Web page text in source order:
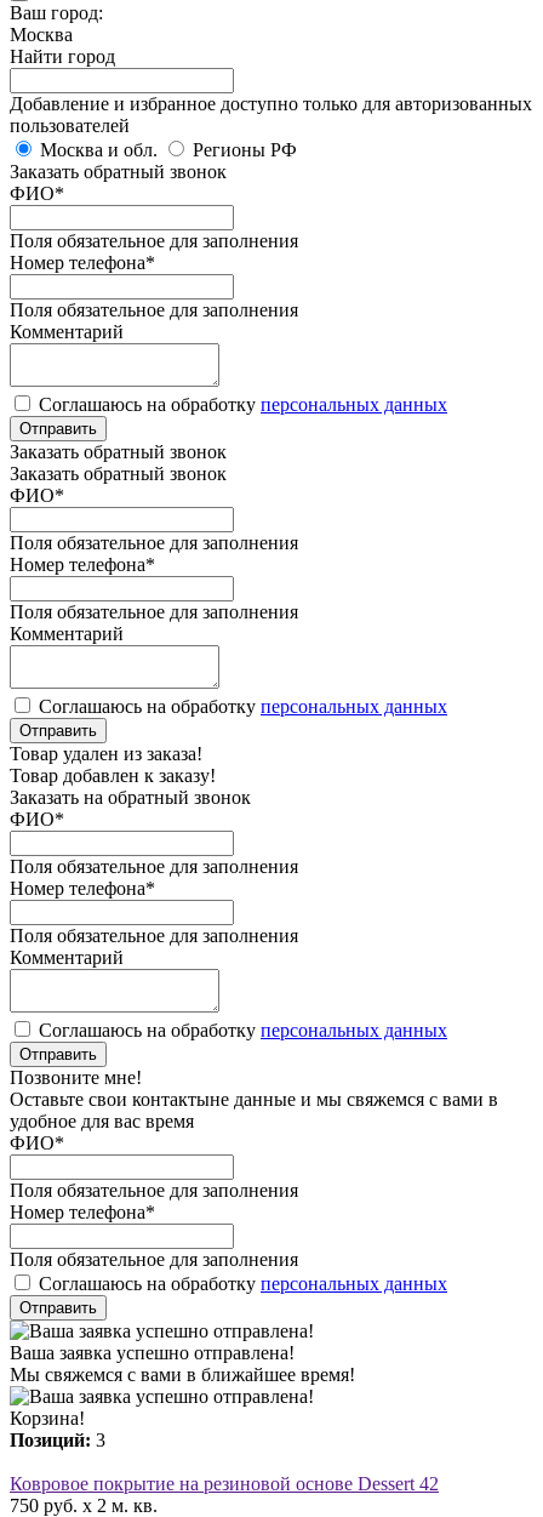
Ваш город:
Москва
Найти город
Добавление и избранное доступно только для авторизованных
пользователей
Москва и обл.
Регионы РФ
Заказать обратный звонок
ФИО*
Поля обязательное для заполнения
Номер телефона*
Поля обязательное для заполнения
Комментарий
Соглашаюсь на обработку персональных данных
Отправить
Заказать обратный звонок
Заказать обратный звонок
ФИО*
Поля обязательное для заполнения
Номер телефона*
Поля обязательное для заполнения
Комментарий
Соглашаюсь на обработку персональных данных
Отправить
Товар удален из заказа!
Товар добавлен к заказу!
Заказать на обратный звонок
ФИО*
Поля обязательное для заполнения
Номер телефона*
Поля обязательное для заполнения
Комментарий
Соглашаюсь на обработку персональных данных
Отправить
Позвоните мне!
Оставьте свои контактыне данные и мы свяжемся с вами в
удобное для вас время
ФИО*
Поля обязательное для заполнения
Номер телефона*
Поля обязательное для заполнения
Соглашаюсь на обработку персональных данных
Отправить
Ваша заявка успешно отправлена!
Мы свяжемся с вами в ближайшее время!
Корзина!
Позиций: 3
Ковровое покрытие на резиновой основе Dessert 42
750 руб. x 2 м. кв.